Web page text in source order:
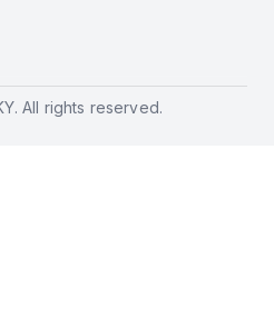
All rights reserved.